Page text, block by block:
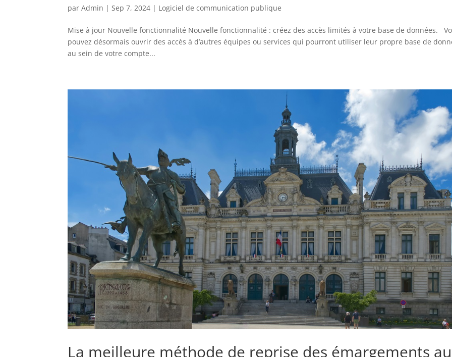
parAdmin | Sep 7, 2024 | Logiciel de communication publique
Mise à jour Nouvelle fonctionnalité Nouvelle fonctionnalité : créez des accès limités à votre base de données.
pouvez désormais ouvrir des accès à d’autres équipes ou services qui pourront utiliser leur propre base de
au sein de votre compte...
La meilleure méthode de reprise des émargements